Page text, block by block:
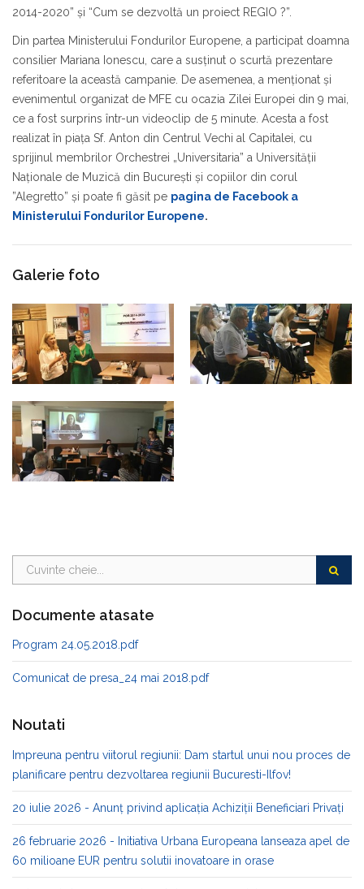
2014-2020” și “Cum se dezvoltă un proiect REGIO ?”.
Din partea Ministerului Fondurilor Europene, a participat doamna
consilier Mariana Ionescu, care a susținut o scurtă prezentare
referitoare la această campanie. De asemenea, a menționat și
evenimentul organizat de MFE cu ocazia Zilei Europei din 9 mai,
ce a fost surprins într-un videoclip de 5 minute. Acesta a fost
realizat în piața Sf. Anton din Centrul Vechi al Capitalei, cu
sprijinul membrilor Orchestrei „Universitaria” a Universităţii
Naţionale de Muzică din Bucureşti și copiilor din corul
”Alegretto” și poate fi găsit pe pagina de Facebook a
Ministerului Fondurilor Europene.
Galerie foto
Documente atasate
Program 24.05.2018.pdf
Comunicat de presa_24 mai 2018.pdf
Noutati
Impreuna pentru viitorul regiunii: Dam startul unui nou proces de
planificare pentru dezvoltarea regiunii Bucuresti-Ilfov!
20 iulie 2026 - Anunț privind aplicația Achiziții Beneficiari Privați
26 februarie 2026 - Initiativa Urbana Europeana lanseaza apel de
60 milioane EUR pentru solutii inovatoare in orase